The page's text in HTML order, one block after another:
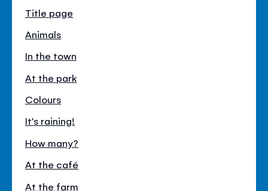
Title page
Animals
In the town
At the park
Colours
It's raining!
How many?
At the café
At the farm